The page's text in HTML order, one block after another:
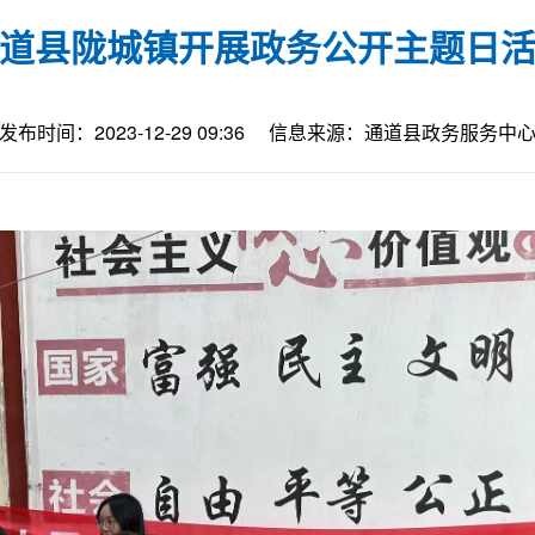
县陇城镇开展政务公开主题日
发布时间：2023-12-29 09:36 信息来源：通道县政务服务中心